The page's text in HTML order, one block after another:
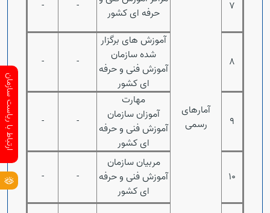
7
آمارهای
رسمی
حرفه ای کشور
-
-
8
آموزش های برگزار
شده سازمان
آموزش فنی و حرفه
ای کشور
-
-
9
مهارت
آموزان سازمان
آموزش فنی و حرفه
ای کشور
-
-
10
مربیان سازمان
آموزش فنی و حرفه
ای کشور
-
-
ارتباط با ریاست سازمان